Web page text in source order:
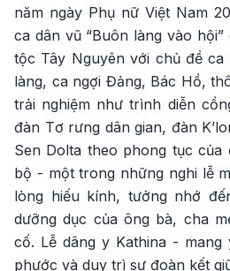
năm ngày Phụ nữ Việt Nam
ca dân vũ “Buôn làng vào
tộc Tây Nguyên với chủ đề
làng, ca ngợi Đảng, Bác Hồ,
trải nghiệm như trình diễn
đàn Tơ rưng dân gian, đàn
Sen Dolta theo phong tục của
bộ - một trong những nghi lễ
lòng hiếu kính, tưởng nhớ
dưỡng dục của ông bà, cha
cố. Lễ dâng y Kathina -
phước và duy trì sự đoàn kết